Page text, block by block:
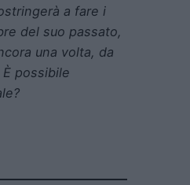
a fare i
del suo passato,
una volta, da
possibile